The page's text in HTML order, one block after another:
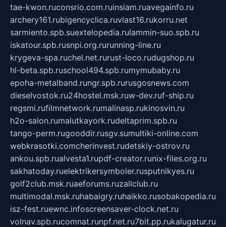
tae-kwon.ruconsrio.com.ruinsiam.ruavegainfo.ru
archery161.rubigencyclica.ruvlast16.rukorru.net
sarmiento.spb.suextelopedia.rulammin-suo.spb.ru
iskatour.spb.rusnpi.org.rurunning-line.ru
krygeva-spa.ruchel.net.rurust-loco.rudugshop.ru
hl-beta.spb.ruschool494.spb.rumymubaby.ru
epoha-metalband.rungr.spb.rurusgosnews.com
dieselvostok.ru24hostel.msk.ruw-dev.ruf-ship.ru
regsmi.rufilmnetwork.rumalinasp.rukinosvin.ru
h2o-salon.rumalutkayork.rudeltaprim.spb.ru
tango-perm.rugooddir.rusgv.sumultiki-online.com
webkrasotki.comcherinvest.rudetskiy-ostrov.ru
ankou.spb.rualvesta1.rupdf-creator.runix-files.org.ru
sakhatoday.ruelektrikersymboler.rusputnikyes.ru
golf2club.msk.ruaeforums.ruzallclub.ru
multimodal.msk.ruhabaigry.ruhaikko.rusobakopedia.ru
isz-fest.ruewnc.infoscreensaver-clock.net.ru
volnav.spb.rucomnat.runpf.net.ru7bit.pp.rukalugatur.ru